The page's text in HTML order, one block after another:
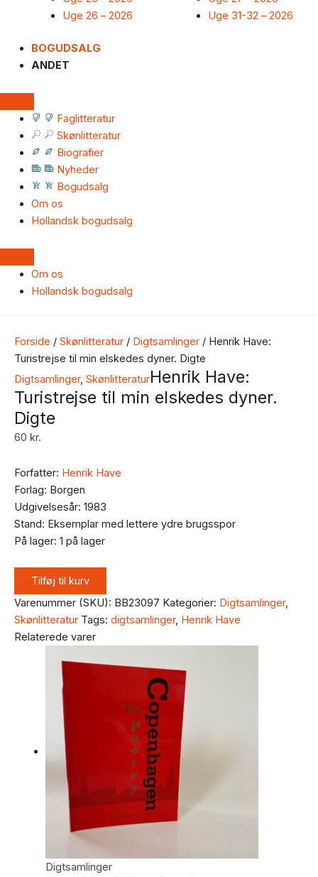
Uge 26 – 2026
Uge 31-32 – 2026
BOGUDSALG
ANDET
Faglitteratur
Skønlitteratur
Biografier
Nyheder
Bogudsalg
Om os
Hollandsk bogudsalg
Om os
Hollandsk bogudsalg
Forside / Skønlitteratur / Digtsamlinger / Henrik Have:
Turistrejse til min elskedes dyner. Digte
Digtsamlinger, SkønlitteraturHenrik Have:
Turistrejse til min elskedes dyner.
Digte
60 kr.
Forfatter: Henrik Have
Forlag: Borgen
Udgivelsesår: 1983
Stand: Eksemplar med lettere ydre brugsspor
På lager: 1 på lager
Tilføj til kurv
Varenummer (SKU): BB23097 Kategorier: Digtsamlinger,
Skønlitteratur Tags: digtsamlinger, Henrik Have
Relaterede varer
Digtsamlinger